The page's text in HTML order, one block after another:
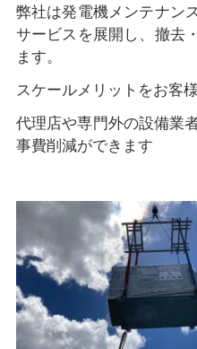
弊社は発電機メンテナン
サービスを展開し、撤去
ます。
スケールメリットをお客
代理店や専門外の設備業
事費削減ができます